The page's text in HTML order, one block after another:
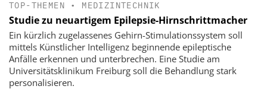
TOP-THEMEN • MEDIZINTECHNIK
Studie zu neuartigem Epilepsie-Hirnschrittmacher
Ein kürzlich zugelassenes Gehirn-Stimulationssystem soll
mittels Künstlicher Intelligenz beginnende epileptische
Anfälle erkennen und unterbrechen. Eine Studie am
Universitätsklinikum Freiburg soll die Behandlung stark
personalisieren.